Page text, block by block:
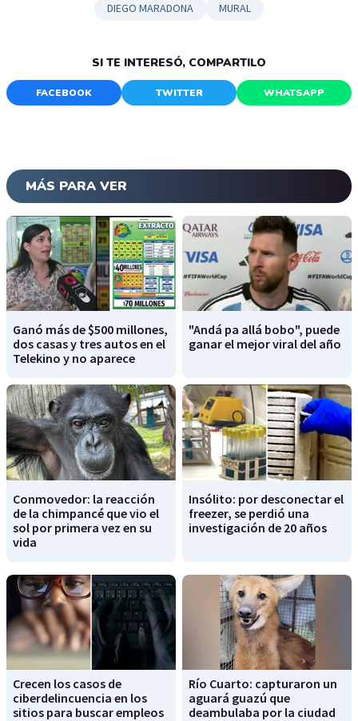
DIEGO MARADONA MURAL
SI TE INTERESÓ, COMPARTILO
FACEBOOK TWITTER WHATSAPP
MÁS PARA VER
Ganó más de $500 millones,
dos casas y tres autos en el
Telekino y no aparece
"Andá pa allá bobo", puede
ganar el mejor viral del año
Conmovedor: la reacción
de la chimpancé que vio el
sol por primera vez en su
vida
Insólito: por desconectar el
freezer, se perdió una
investigación de 20 años
Crecen los casos de
ciberdelincuencia en los
sitios para buscar empleos
Río Cuarto: capturaron un
aguará guazú que
deambulaba por la ciudad